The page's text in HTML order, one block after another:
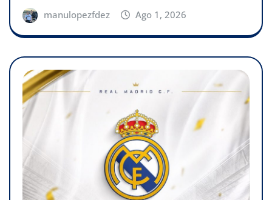
manulopezfdez Ago 1, 2026